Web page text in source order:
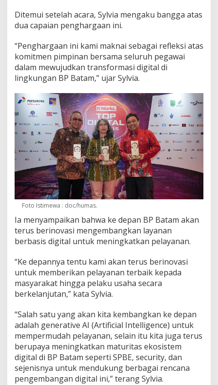
Ditemui setelah acara, Sylvia mengaku bangga atas
dua capaian penghargaan ini.
“Penghargaan ini kami maknai sebagai refleksi atas
komitmen pimpinan bersama seluruh pegawai
dalam mewujudkan transformasi digital di
lingkungan BP Batam,” ujar Sylvia.
Foto Istimewa : doc/humas.
Ia menyampaikan bahwa ke depan BP Batam akan
terus berinovasi mengembangkan layanan
berbasis digital untuk meningkatkan pelayanan.
“Ke depannya tentu kami akan terus berinovasi
untuk memberikan pelayanan terbaik kepada
masyarakat hingga pelaku usaha secara
berkelanjutan,” kata Sylvia.
“Salah satu yang akan kita kembangkan ke depan
adalah generative AI (Artificial Intelligence) untuk
mempermudah pelayanan, selain itu kita juga terus
berupaya meningkatkan maturitas ekosistem
digital di BP Batam seperti SPBE, security, dan
sejenisnya untuk mendukung berbagai rencana
pengembangan digital ini,” terang Sylvia.